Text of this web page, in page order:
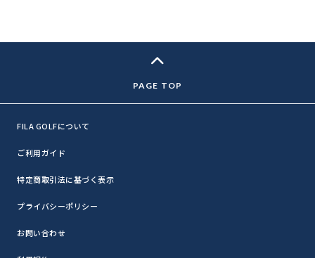
FILA GOLFについて
ご利用ガイド
特定商取引法に基づく表示
プライバシーポリシー
お問い合わせ